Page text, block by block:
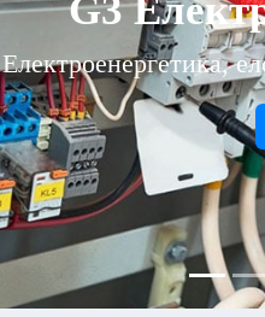
G3
Електроенергетика,